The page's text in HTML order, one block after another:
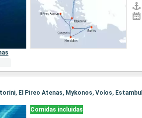
El Pireo Atenas, Mykonos, Volos, Estambul
Comidas incluidas